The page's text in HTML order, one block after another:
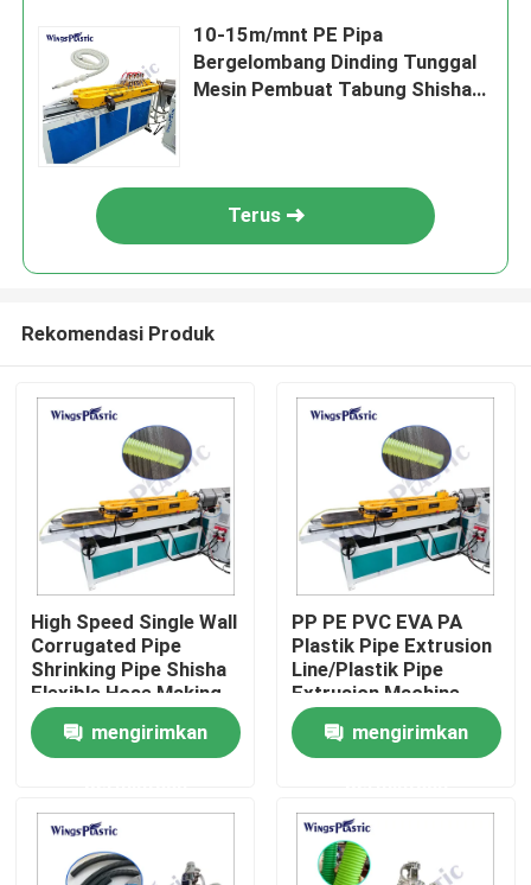
Rumah
Tentang kami
10-15m/mnt PE Pipa
Bergelombang Dinding Tunggal
Mesin Pembuat Tabung Shisha
Terus
Rekomendasi Produk
High Speed Single Wall
Corrugated Pipe
Shrinking Pipe Shisha
Flexible Hose Making
Machine Mesin
pembuatan selang
fleksibel
mengirimkan
PP PE PVC EVA PA
Plastik Pipe Extrusion
Line/Plastik Pipe
Extrusion Machine
mengirimkan